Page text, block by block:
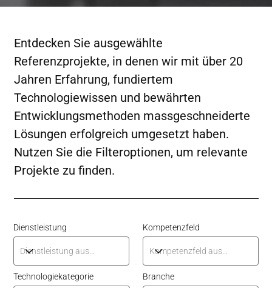
Entdecken Sie ausgewählte
Referenzprojekte, in denen wir mit über 20
Jahren Erfahrung, fundiertem
Technologiewissen und bewährten
Entwicklungsmethoden massgeschneiderte
Lösungen erfolgreich umgesetzt haben.
Nutzen Sie die Filteroptionen, um relevante
Projekte zu finden.
Branche
Technologiekategorie
Kompetenzfeld
Dienstleistung